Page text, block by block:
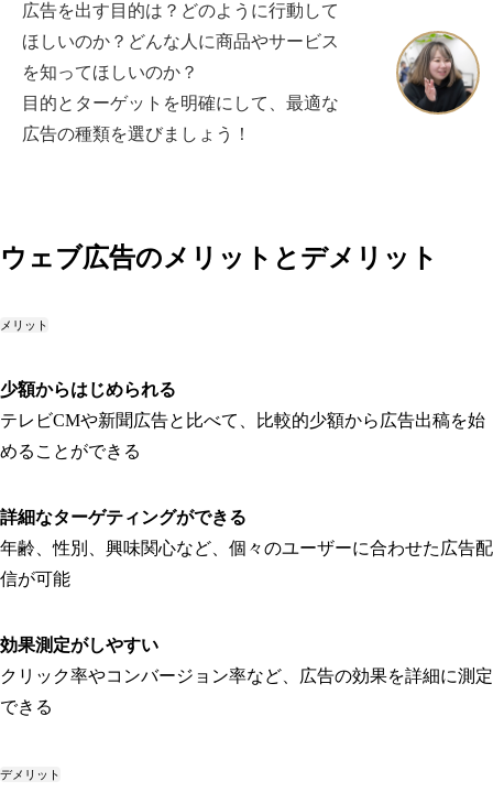
広告を出す目的は？どのように行動して
ほしいのか？どんな人に商品やサービス
を知ってほしいのか？
目的とターゲットを明確にして、最適な
広告の種類を選びましょう！
ウェブ広告のメリットとデメリット
メリット
少額からはじめられる
テレビCMや新聞広告と比べて、比較的少額から広告出稿を始
めることができる
詳細なターゲティングができる
年齢、性別、興味関心など、個々のユーザーに合わせた広告配
信が可能
効果測定がしやすい
クリック率やコンバージョン率など、広告の効果を詳細に測定
できる
デメリット